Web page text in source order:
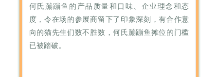
何氏蹦蹦鱼的产品质量和口味
、企业理念和态
度，令在场的参展商留下了印象深刻 ，有合作意
向的猫先生们数不胜数，何氏蹦蹦鱼摊位的门槛
已被踏破。